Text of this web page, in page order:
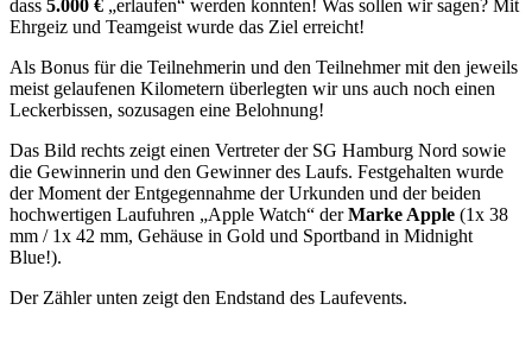
dass 5.000 € „erlaufen“ werden konnten! Was sollen wir sagen? Mit
Ehrgeiz und Teamgeist wurde das Ziel erreicht!
Als Bonus für die Teilnehmerin und den Teilnehmer mit den jeweils
meist gelaufenen Kilometern überlegten wir uns auch noch einen
Leckerbissen, sozusagen eine Belohnung!
Das Bild rechts zeigt einen Vertreter der SG Hamburg Nord sowie
die Gewinnerin und den Gewinner des Laufs. Festgehalten wurde
der Moment der Entgegennahme der Urkunden und der beiden
hochwertigen Laufuhren „Apple Watch“ derMarke Apple (1x 38
mm / 1x 42 mm, Gehäuse in Gold und Sportband in Midnight
Blue!).
Der Zähler unten zeigt den Endstand des Laufevents.